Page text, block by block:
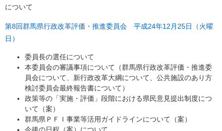
について
第8回群馬県行政改革評価・推進委員会 平成24年12月25日（火曜
日）
委員長の選任について
本委員会の審議事項について（群馬県行政改革評価・推進委
員会について、新行政改革大綱について、公共施設のあり方
検討委員会最終報告書について）
政策等の「実施・評価」段階における県民意見提出制度につ
いて（案）
群馬県ＰＦＩ事業等活用ガイドラインについて（案）